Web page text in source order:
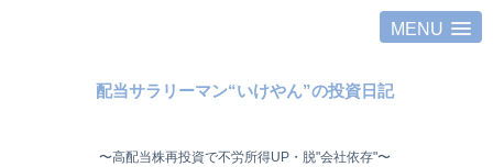
MENU
配当サラリーマン“いけやん”の投資日記 ​
〜高配当株再投資で不労所得UP・脱"会社依存"〜 ​